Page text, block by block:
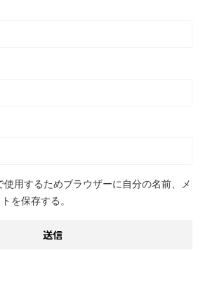
使用するためブラウザーに自分の名前、メ
を保存する。